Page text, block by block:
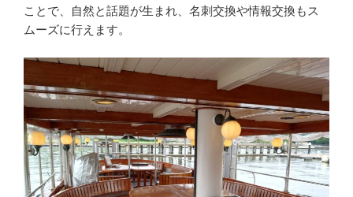
ことで、自然と話題が生まれ、名刺交換や情報交換もス
ムーズに行えます。